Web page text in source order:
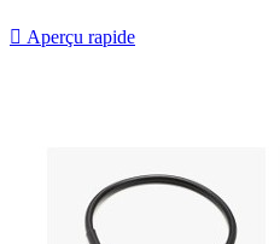
 Aperçu rapide